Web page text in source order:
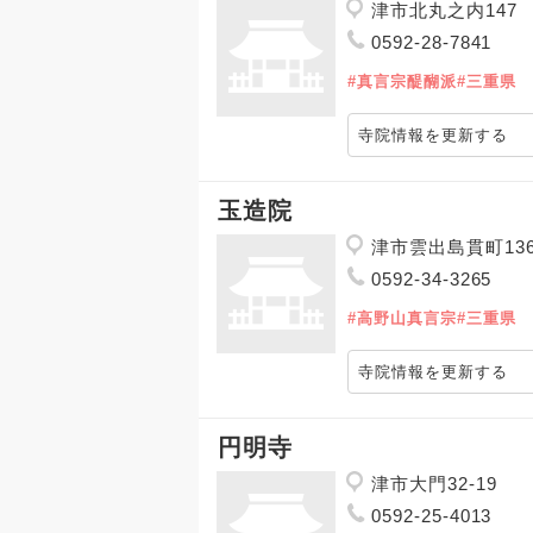
津市北丸之内147
0592-28-7841
#真言宗醍醐派#三重県
寺院情報を更新する
玉造院
津市雲出島貫町
0592-34-3265
#高野山真言宗#三重県
寺院情報を更新する
円明寺
津市大門32-19
0592-25-4013